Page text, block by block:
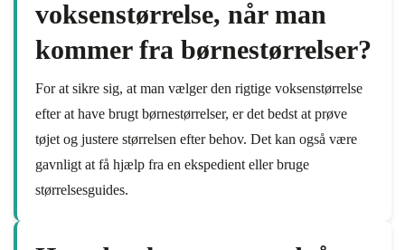
voksenstørrelse, når man
kommer fra børnestørrelser?
For at sikre sig, at man vælger den rigtige voksenstørrelse
efter at have brugt børnestørrelser, er det bedst at prøve
tøjet og justere størrelsen efter behov. Det kan også være
gavnligt at få hjælp fra en ekspedient eller bruge
størrelsesguides.